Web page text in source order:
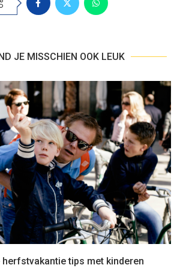
JE MISSCHIEN OOK LEUK
herfstvakantie tips met kinderen